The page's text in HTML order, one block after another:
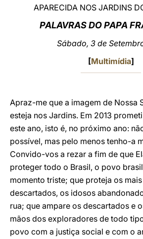
APARECIDA NOS JARDINS
PALAVRAS DO PAPA
Sábado, 3 de
[Multimídia]
Apraz-me que a imagem de Nossa
esteja nos Jardins. Em 2013
este ano, isto é, no próximo ano:
possível, mas pelo menos tenho-a
Convido-vos a rezar a fim de que
proteger todo o Brasil, o povo
momento triste; que proteja os
descartados, os idosos
rua; que ampare os descartados e
mãos dos exploradores de todo
povo com a justiça social e com o